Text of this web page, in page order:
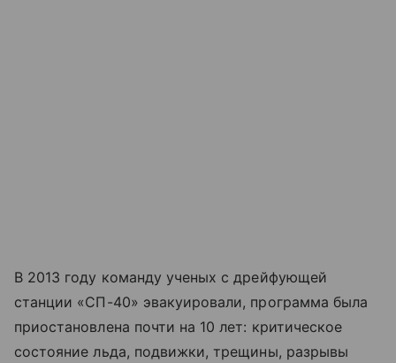
В 2013 году команду ученых с дрейфующей
станции «СП-40» эвакуировали, программа была
приостановлена почти на 10 лет: критическое
состояние льда, подвижки, трещины, разрывы